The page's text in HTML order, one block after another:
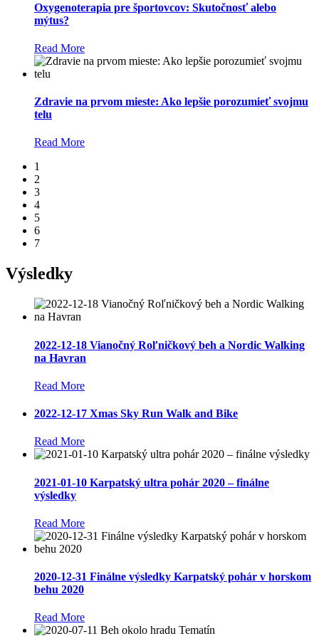
Oxygenoterapia pre športovcov: Skutočnosť alebo
mýtus?
Read More
Zdravie na prvom mieste: Ako lepšie porozumieť svojmu
telu
Read More
1
2
3
4
5
6
7
Výsledky
2022-12-18 Vianočný Roľničkový beh a Nordic Walking
na Havran
Read More
2022-12-17 Xmas Sky Run Walk and Bike
Read More
2021-01-10 Karpatský ultra pohár 2020 – finálne
výsledky
Read More
2020-12-31 Finálne výsledky Karpatský pohár v horskom
behu 2020
Read More